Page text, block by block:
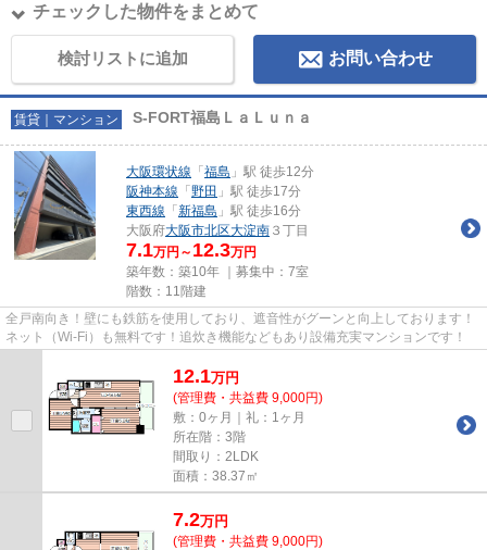
チェックした物件をまとめて
検討リストに追加 お問い合わせ
賃貸｜マンション S-FORT福島ＬａＬｕｎａ
大阪環状線 「 福島 」駅 徒歩12分
阪神本線 「 野田 」駅 徒歩17分
東西線 「 新福島 」駅 徒歩16分
大阪府大阪市北区大淀南 ３丁目
7.1万円～ 12.3万円
築年数：築10年 ｜募集中： 7室
階数：11階建
全戸南向き！壁にも鉄筋を使用しており、遮音性がグーンと向上しております！
ネット（Wi‐Fi）も無料です！追炊き機能などもあり設備充実マンションです！
12.1万円
(管理費・共益費 9,000円)
敷：0ヶ月｜礼：1ヶ月
所在階：3階
間取り：2LDK
面積：38.37㎡
7.2万円
(管理費・共益費 9,000円)